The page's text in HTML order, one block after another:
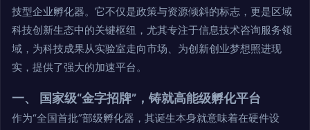
技型企业孵化器。它不仅是政策与资源倾斜的标志，更是区域
科技创新生态中的关键枢纽，尤其专注于信息技术咨询服务领
域，为科技成果从实验室走向市场、为创新创业梦想照进现
实，提供了强大的加速平台。
一、 国家级“金字招牌”，铸就高能级孵化平台
作为“全国首批”部级孵化器，其诞生本身就意味着在硬件设